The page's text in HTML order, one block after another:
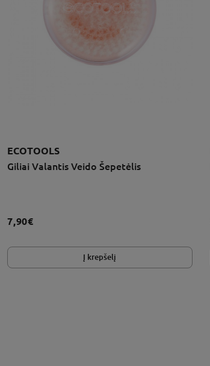
ECOTOOLS
Giliai Valantis Veido Šepetėlis
7,90€
Į krepšelį